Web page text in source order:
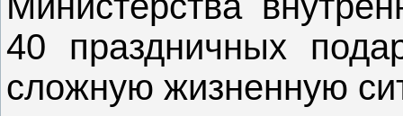
40 праздничных
сложную жизненную